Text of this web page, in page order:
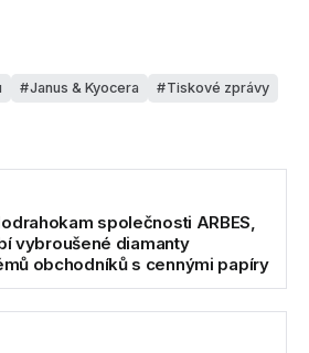
Janus & Kyocera Tiskové zprávy
společnosti ARBES,
vybroušené diamanty
obchodníků s cennými papíry